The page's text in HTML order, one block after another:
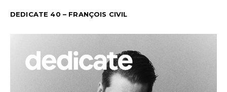
DEDICATE 40 – FRANÇOIS CIVIL